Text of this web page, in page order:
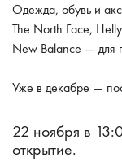
Одежда, обувь и
The North Face,
New Balance — для
Уже в декабре —
22 ноября в
открытие.